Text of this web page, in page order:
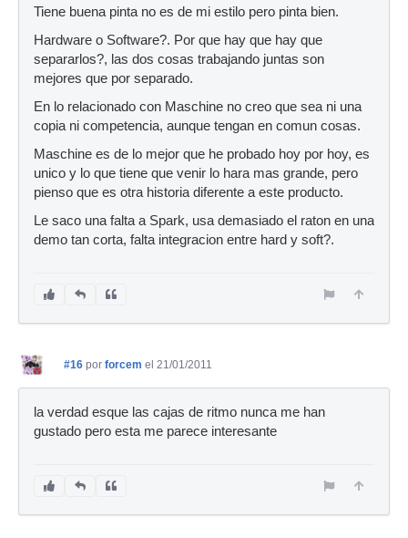
Tiene buena pinta no es de mi estilo pero pinta bien.
Hardware o Software?. Por que hay que hay que
separarlos?, las dos cosas trabajando juntas son
mejores que por separado.
En lo relacionado con Maschine no creo que sea ni una
copia ni competencia, aunque tengan en comun cosas.
Maschine es de lo mejor que he probado hoy por hoy, es
unico y lo que tiene que venir lo hara mas grande, pero
pienso que es otra historia diferente a este producto.
Le saco una falta a Spark, usa demasiado el raton en una
demo tan corta, falta integracion entre hard y soft?.
#16 por forcem el 21/01/2011
la verdad esque las cajas de ritmo nunca me han
gustado pero esta me parece interesante